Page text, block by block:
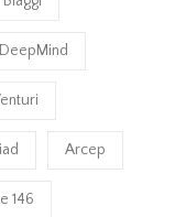
DeepMind
Arcep
146